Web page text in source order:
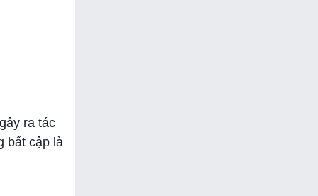
ra tác
bất cập là